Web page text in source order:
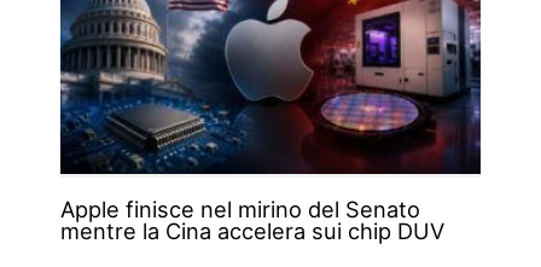
Apple finisce nel mirino del Senato
mentre la Cina accelera sui chip DUV